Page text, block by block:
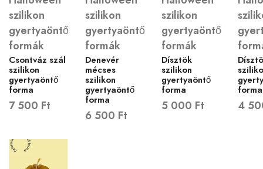
szilikon
gyertyaöntő
formák
Csontváz szál
szilikon
gyertyaöntő
forma
7 500 Ft
szilikon
gyertyaöntő
formák
Denevér
mécses
szilikon
gyertyaöntő
forma
6 500 Ft
szilikon
gyertyaöntő
formák
Dísztök
szilikon
gyertyaöntő
forma
5 000 Ft
forma
4